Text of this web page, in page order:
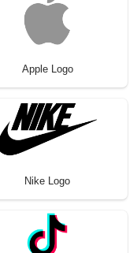
Apple Logo
Nike Logo